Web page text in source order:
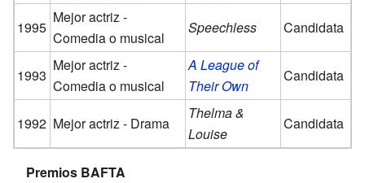
1995
Mejor actriz -
Comedia o musical
Speechless Candidata
1993
Mejor actriz -
Comedia o musical
A League of
Their Own
Candidata
1992 Mejor actriz - Drama
Thelma &
Louise
Candidata
Premios BAFTA